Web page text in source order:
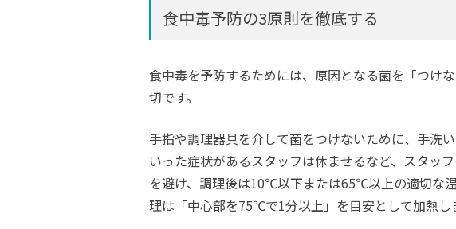
食中毒予防の3原則を徹底する
食中毒を予防するためには、原因となる菌を「つけ
切です。
手指や調理器具を介して菌をつけないために、手洗
いった症状があるスタッフは休ませるなど、スタ
を避け、調理後は10℃以下または65℃以上の適切な
理は「中心部を75℃で1分以上」を目安として加熱し